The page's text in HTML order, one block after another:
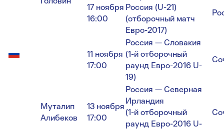
17 ноября
16:00
Россия (U-21)
(отборочный матч
Евро-2017)
Муталип
Алибеков
11 ноября
17:00
Россия — Словакия
(1-й отборочный
раунд Евро-2016 U-
19)
13 ноября
17:00
Россия — Северная
Ирландия
(1-й отборочный
раунд Евро-2016 U-